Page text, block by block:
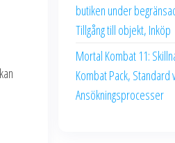
butiken under
Tillgång till objekt, Inköp
Mortal Kombat 11:
Kombat Pack, Standard
Ansökningsprocesser